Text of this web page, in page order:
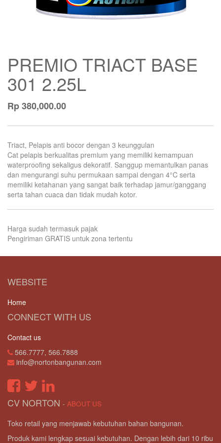
PREMIO TRIACT BASE
301 2.25L
Rp380,000.00
Triact, Pelapis anti bocor dengan 3 keunggulan
Cat pelapis berkualitas premium yang memiliki kemampuan
waterproofing sekaligus dekoratif. Sanggup memantulkan panas
dan mengurangi suhu permukaan sampai dengan 4°C serta
memiliki ketahanan yang sangat baik terhadap jamur/ganggang
serta tahan cuaca dan tidak mudah kotor.
Harga sudah termasuk pajak
Pengiriman GRATIS untuk zona tertentu
WEBSITE
Home
CONNECT WITH US
Contact us
566.7777, 566.7888
info@nortonbangunan.com
CV NORTON - ABOUT US
Toko retail yang menjawab kebutuhan bahan bangunan.
Produk kami lengkap sesuai kebutuhan. Dengan lebih dari 10 ribu